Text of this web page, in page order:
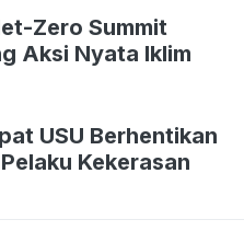
Zero Summit
Aksi Nyata Iklim
USU Berhentikan
Kekerasan